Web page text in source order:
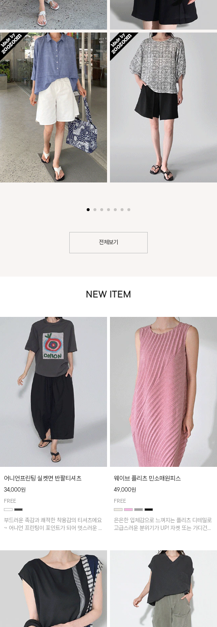
전체보기
NEW ITEM
어니언프린팅 실켓면 반팔티셔츠
34,000원
FREE
부드러운 촉감과 쾌적한 착용감의 티셔츠에요
~ 어니언 프린팅이 포인트가 되어 멋스러운 아
웨이브 플리츠 민소매원피스
49,000원
FREE
은은한 입체감으로 느껴지는 플리츠 디테일로
고급스러운 분위기가 UP! 자켓 또는 가디건과